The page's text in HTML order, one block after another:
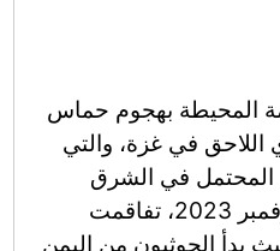
المحيطة بهجوم حماس
والرد العسكري اللاحق في غزة، والتي
المحتمل في الشرق
الأوسط. ومن الجدير بالذكر أنه بحلول منتصف نوفمبر 2023، تفاقمت
بدأ الحوثيون من اليمن